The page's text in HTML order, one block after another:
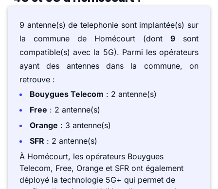
9 antenne(s) de telephonie sont implantée(s) sur
la commune de Homécourt (dont 9 sont
compatible(s) avec la 5G). Parmi les opérateurs
ayant des antennes dans la commune, on
retrouve :
Bouygues Telecom : 2 antenne(s)
Free : 2 antenne(s)
Orange : 3 antenne(s)
SFR : 2 antenne(s)
À Homécourt, les opérateurs Bouygues
Telecom, Free, Orange et SFR ont également
déployé la technologie 5G+ qui permet de